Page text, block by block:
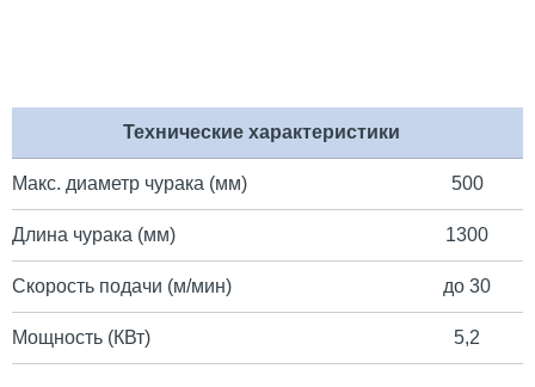
Технические характеристики
Макс. диаметр чурака (мм) 500
Длина чурака (мм) 1300
Скорость подачи (м/мин) до 30
Мощность (КВт) 5,2